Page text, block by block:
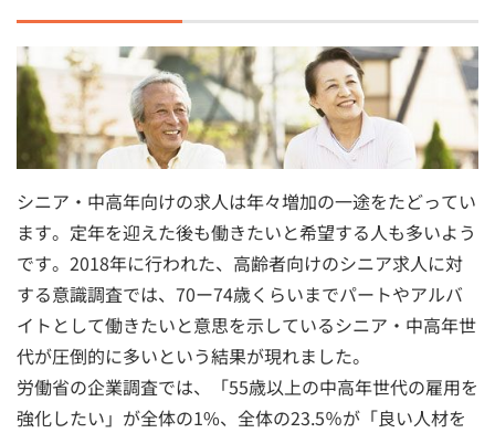
シニア・中高年向けの求人は年々増加の一途をたどってい
ます。定年を迎えた後も働きたいと希望する人も多いよう
です。2018年に行われた、高齢者向けのシニア求人に対
する意識調査では、70ー74歳くらいまでパートやアルバ
イトとして働きたいと意思を示しているシニア・中高年世
代が圧倒的に多いという結果が現れました。
労働省の企業調査では、「55歳以上の中高年世代の雇用を
強化したい」が全体の1%、全体の23.5％が「良い人材を